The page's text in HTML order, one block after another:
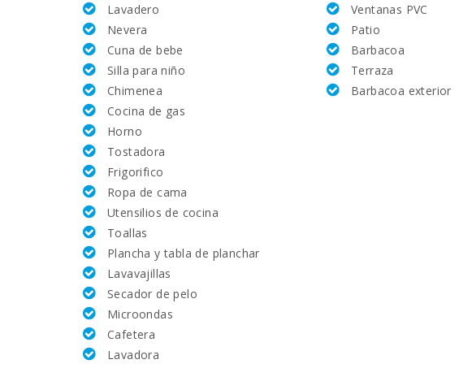
Golf:
Equitación (km):
Academia de tenis Rafa Nadal (km):
Tennis (km):
Hospital de Manacor (km):
Mercado semanal en Porto Colom ( los martes ) (km):
Mercado semanal en Felanitx ( los domingos )(km):
Supermercado - Mercadona (km):
Supermercado - Eroski (m):
Lavadero
Nevera
Cuna de bebe
Silla para niño
Chimenea
Cocina de gas
Horno
Tostadora
Frigorifico
Ropa de cama
Utensilios de cocina
Toallas
Plancha y tabla de planchar
Lavavajillas
Secador de pelo
Microondas
Cafetera
Lavadora
Ventanas PVC
Patio
Barbacoa
Terraza
Barbacoa exterior